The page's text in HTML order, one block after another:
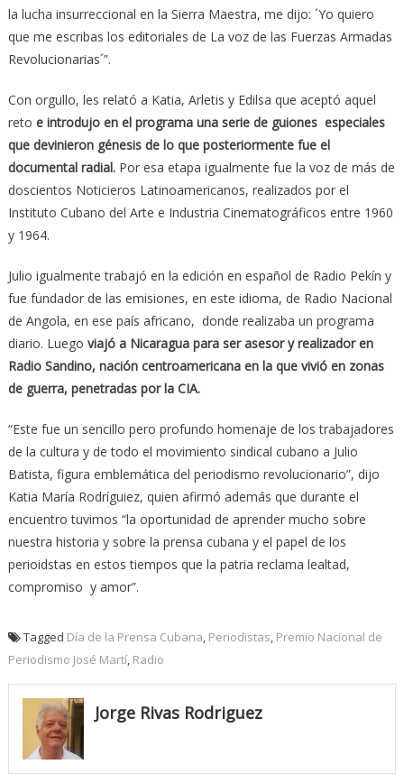
la lucha insurreccional en la Sierra Maestra, me dijo: ´Yo quiero
que me escribas los editoriales de La voz de las Fuerzas Armadas
Revolucionarias´”.
Con orgullo, les relató a Katia, Arletis y Edilsa que aceptó aquel
reto e introdujo en el programa una serie de guiones especiales
que devinieron génesis de lo que posteriormente fue el
documental radial.Por esa etapa igualmente fue la voz de más de
doscientos Noticieros Latinoamericanos, realizados por el
Instituto Cubano del Arte e Industria Cinematográficos entre 1960
y 1964.
Julio igualmente trabajó en la edición en español de Radio Pekín y
fue fundador de las emisiones, en este idioma, de Radio Nacional
de Angola, en ese país africano, donde realizaba un programa
diario. Luego viajó a Nicaragua para ser asesor y realizador en
Radio Sandino, nación centroamericana en la que vivió en zonas
de guerra, penetradas por la CIA.
“Este fue un sencillo pero profundo homenaje de los trabajadores
de la cultura y de todo el movimiento sindical cubano a Julio
Batista, figura emblemática del periodismo revolucionario”, dijo
Katia María Rodríguiez, quien afirmó además que durante el
encuentro tuvimos “la oportunidad de aprender mucho sobre
nuestra historia y sobre la prensa cubana y el papel de los
perioidstas en estos tiempos que la patria reclama lealtad,
compromiso y amor”.
Tagged Día de la Prensa Cubana, Periodistas, Premio Nacional de
Periodismo José Martí, Radio
Jorge Rivas Rodriguez